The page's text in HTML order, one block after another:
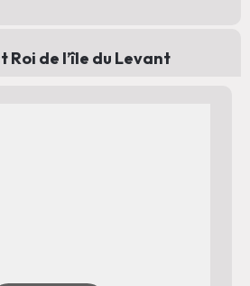
Roi de l’île du Levant